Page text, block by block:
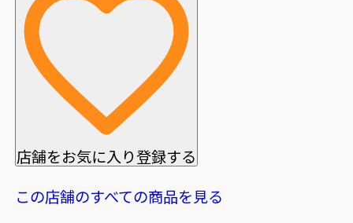
店舗をお気に入り登録する
この店舗のすべての商品を見る